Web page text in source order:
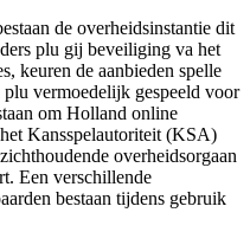
de overheidsinstantie dit
plu gij beveiliging va het
keuren de aanbieden spelle
vermoedelijk gespeeld voor
om Holland online
Kansspelautoriteit (KSA)
overheidsorgaan
Een verschillende
bestaan tijdens gebruik